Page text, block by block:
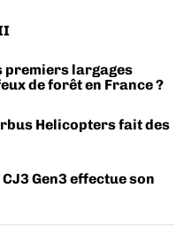
premiers largages
de forêt en France ?
Helicopters fait des
Gen3 effectue son